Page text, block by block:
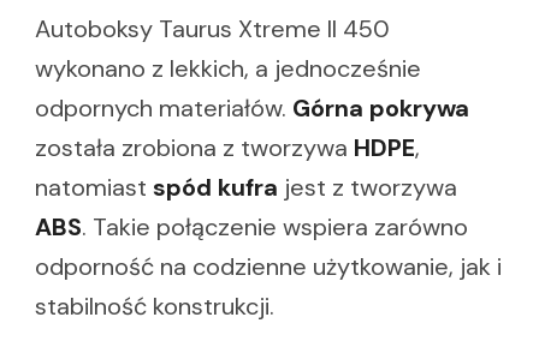
Autoboksy Taurus Xtreme II 450
wykonano z lekkich, a jednocześnie
odpornych materiałów. Górna pokrywa
została zrobiona z tworzywa HDPE,
natomiast spód kufra jest z tworzywa
ABS. Takie połączenie wspiera zarówno
odporność na codzienne użytkowanie, jak i
stabilność konstrukcji.